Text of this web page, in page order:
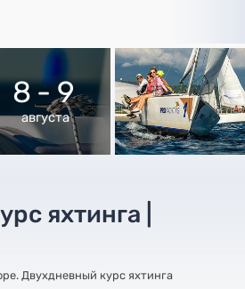
8 - 9
августа
яхтинга |
Двухдневный курс яхтинга